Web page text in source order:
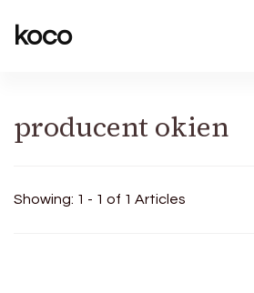
koco
producent okien
Showing: 1 - 1 of 1 Articles